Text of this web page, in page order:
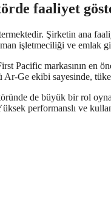
faaliyet
Şirketin ana
işletmeciliği ve emlak
Pacific markasının en
Ge ekibi sayesinde,
de büyük bir rol
performanslı ve